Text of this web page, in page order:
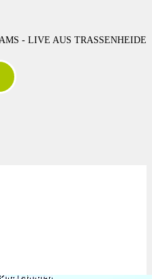
- LIVE AUS TRASSENHEIDE